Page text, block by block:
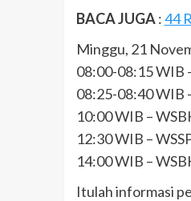
BACA JUGA:44
Minggu, 21
08:00-08:15 WIB
08:25-08:40 WIB
10:00 WIB –
12:30 WIB –
14:00 WIB –
Itulah informasi